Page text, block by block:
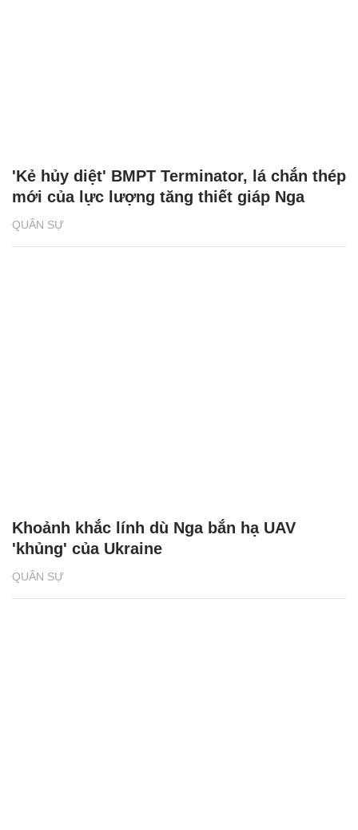
QUÂN SỰ
'Kẻ hủy diệt' BMPT Terminator, lá chắn thép
mới của lực lượng tăng thiết giáp Nga
QUÂN SỰ
Khoảnh khắc lính dù Nga bắn hạ UAV
'khủng' của Ukraine